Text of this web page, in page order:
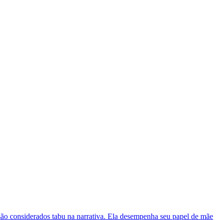
considerados tabu na narrativa. Ela desempenha seu papel de mãe